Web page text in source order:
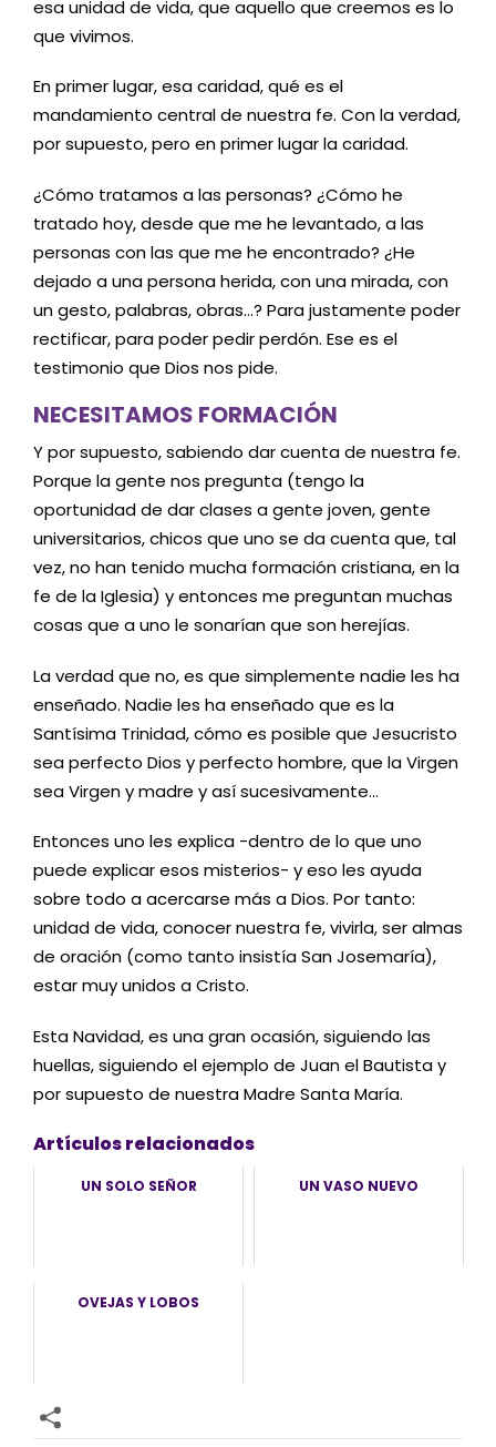
esa unidad de vida, que aquello que creemos es lo
que vivimos.
En primer lugar, esa caridad, qué es el
mandamiento central de nuestra fe. Con la verdad,
por supuesto, pero en primer lugar la caridad.
¿Cómo tratamos a las personas? ¿Cómo he
tratado hoy, desde que me he levantado, a las
personas con las que me he encontrado? ¿He
dejado a una persona herida, con una mirada, con
un gesto, palabras, obras…? Para justamente poder
rectificar, para poder pedir perdón. Ese es el
testimonio que Dios nos pide.
NECESITAMOS FORMACIÓN
Y por supuesto, sabiendo dar cuenta de nuestra fe.
Porque la gente nos pregunta (tengo la
oportunidad de dar clases a gente joven, gente
universitarios, chicos que uno se da cuenta que, tal
vez, no han tenido mucha formación cristiana, en la
fe de la Iglesia) y entonces me preguntan muchas
cosas que a uno le sonarían que son herejías.
La verdad que no, es que simplemente nadie les ha
enseñado. Nadie les ha enseñado que es la
Santísima Trinidad, cómo es posible que Jesucristo
sea perfecto Dios y perfecto hombre, que la Virgen
sea Virgen y madre y así sucesivamente…
Entonces uno les explica -dentro de lo que uno
puede explicar esos misterios- y eso les ayuda
sobre todo a acercarse más a Dios. Por tanto:
unidad de vida, conocer nuestra fe, vivirla, ser almas
de oración (como tanto insistía San Josemaría),
estar muy unidos a Cristo.
Esta Navidad, es una gran ocasión, siguiendo las
huellas, siguiendo el ejemplo de Juan el Bautista y
por supuesto de nuestra Madre Santa María.
Artículos relacionados
UN SOLO SEÑOR UN VASO NUEVO
OVEJAS Y LOBOS